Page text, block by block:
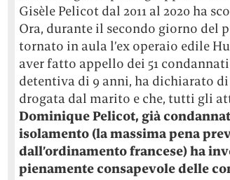
Gisèle Pelicot dal 2011 al 2020 ha
Ora, durante il secondo giorno del
tornato in aula l’ex operaio edile
aver fatto appello dei 51
detentiva di 9 anni, ha dichiarato di
drogata dal marito e che, tutti gli
Dominique Pelicot, già
isolamento (la massima pena
dall’ordinamento francese) ha
pienamente consapevole delle